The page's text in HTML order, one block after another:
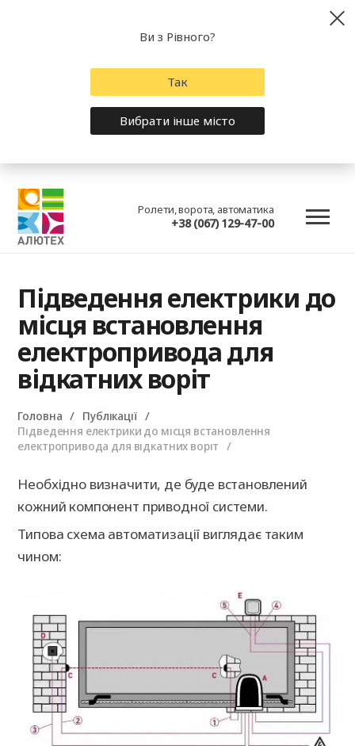
Ролети, ворота, автоматика
+38 (067) 129-47-00
Підведення електрики до
місця встановлення
електропривода для
відкатних воріт
Головна
Публікації
Підведення електрики до місця встановлення
електропривода для відкатних воріт
Необхідно визначити, де буде встановлений
кожний компонент приводної системи.
Типова схема автоматизації виглядає таким
чином:
Ви з Рівного?
Так
Вибрати інше місто